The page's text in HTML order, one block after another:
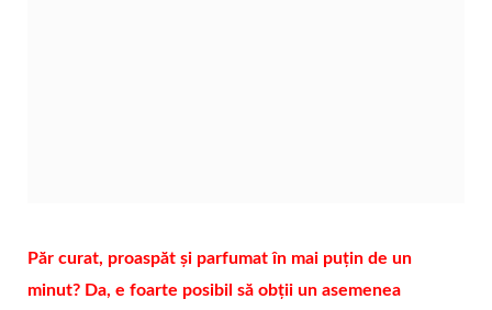
Păr curat, proaspăt și parfumat în mai puțin de un
minut? Da, e foarte posibil să obții un asemenea